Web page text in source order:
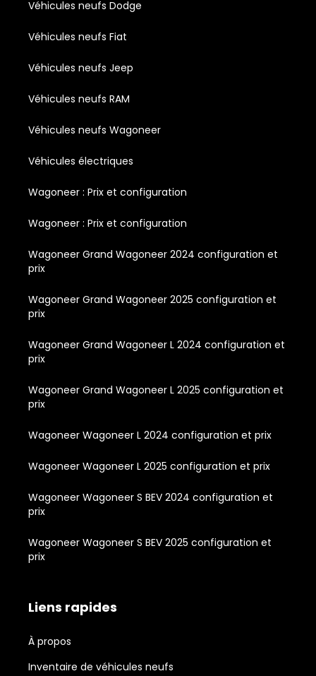
Véhicules neufs Dodge
Véhicules neufs Fiat
Véhicules neufs Jeep
Véhicules neufs RAM
Véhicules neufs Wagoneer
Véhicules électriques
Wagoneer : Prix et configuration
Wagoneer : Prix et configuration
Wagoneer Grand Wagoneer 2024 configuration et
prix
Wagoneer Grand Wagoneer 2025 configuration et
prix
Wagoneer Grand Wagoneer L 2024 configuration et
prix
Wagoneer Grand Wagoneer L 2025 configuration et
prix
Wagoneer Wagoneer L 2024 configuration et prix
Wagoneer Wagoneer L 2025 configuration et prix
Wagoneer Wagoneer S BEV 2024 configuration et
prix
Wagoneer Wagoneer S BEV 2025 configuration et
prix
Liens rapides
À propos
Inventaire de véhicules neufs